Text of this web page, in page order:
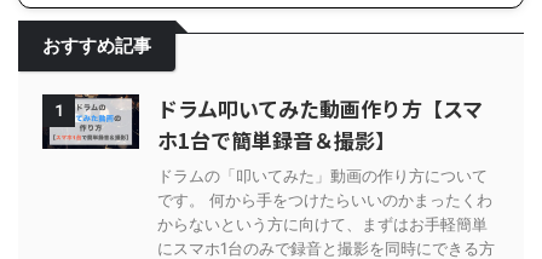
おすすめ記事
1
ドラム叩いてみた動画作り方【スマ
ホ1台で簡単録音＆撮影】
ドラムの「叩いてみた」動画の作り方について
です。 何から手をつけたらいいのかまったくわ
からないという方に向けて、まずはお手軽簡単
にスマホ1台のみで録音と撮影を同時にできる方